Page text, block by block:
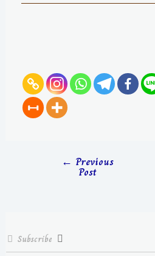
← Previous
Post
Subscribe